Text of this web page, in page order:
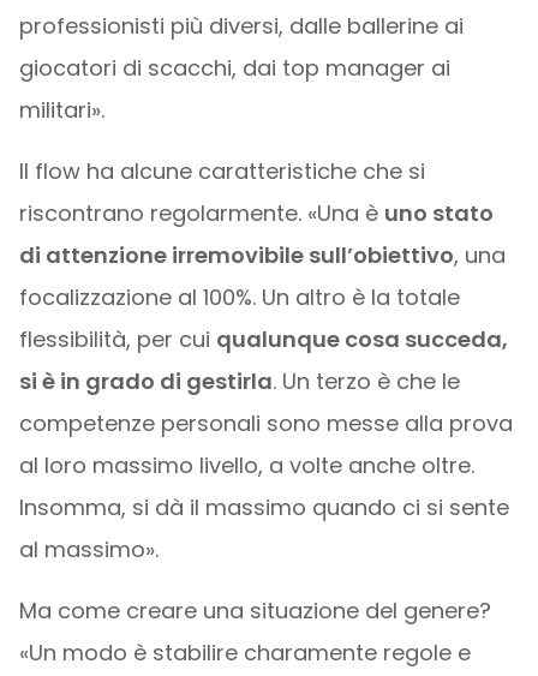
professionisti più diversi, dalle ballerine ai
giocatori di scacchi, dai top manager ai
militari».
Il flow ha alcune caratteristiche che si
riscontrano regolarmente. «Una è uno stato
di attenzione irremovibile sull’obiettivo, una
focalizzazione al 100%. Un altro è la totale
flessibilità, per cui qualunque cosa succeda,
si è in grado di gestirla. Un terzo è che le
competenze personali sono messe alla prova
al loro massimo livello, a volte anche oltre.
Insomma, si dà il massimo quando ci si sente
al massimo».
Ma come creare una situazione del genere?
«Un modo è stabilire charamente regole e